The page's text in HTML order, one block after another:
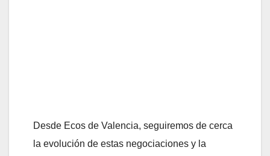
Desde Ecos de Valencia, seguiremos de cerca
la evolución de estas negociaciones y la